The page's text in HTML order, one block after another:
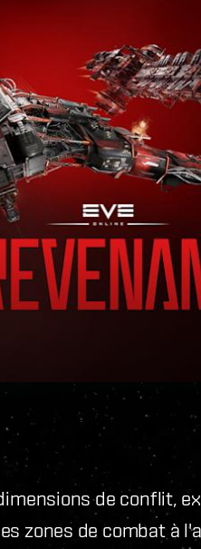
de conflit,
zones de combat à